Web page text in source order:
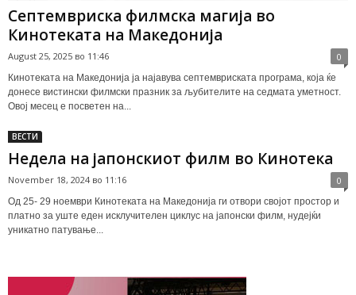
Септемвриска филмска магија во
Кинотеката на Македонија
August 25, 2025 во 11:46 0
Кинотеката на Македонија ја најавува септемвриската програма, која ќе
донесе вистински филмски празник за љубителите на седмата уметност.
Овој месец е посветен на...
ВЕСТИ
Недела на јапонскиот филм во Кинотека
November 18, 2024 во 11:16 0
Од 25- 29 ноември Кинотеката на Македонија ги отвори својот простор и
платно за уште еден исклучителен циклус на јапонски филм, нудејќи
уникатно патување...